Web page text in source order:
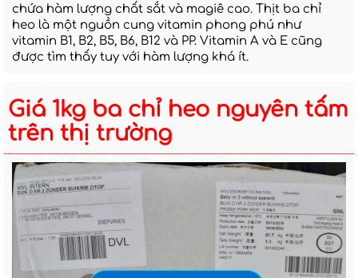
chứa hàm lượng chất sắt và magiê cao. Thịt ba chỉ
heo là một nguồn cung vitamin phong phú như
vitamin B1, B2, B5, B6, B12 và PP. Vitamin A và E cũng
được tìm thấy tuy với hàm lượng khá ít.
Giá 1kg ba chỉ heo nguyên tấm
trên thị trường